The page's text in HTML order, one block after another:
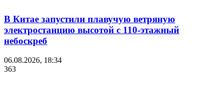
В Китае запустили плавучую ветряную
электростанцию высотой с 110-этажный
небоскреб
06.08.2026, 18:34
363